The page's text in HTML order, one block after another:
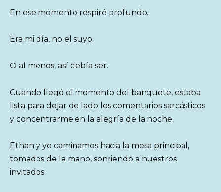
En ese momento respiré profundo.
Era mi día, no el suyo.
O al menos, así debía ser.
Cuando llegó el momento del banquete, estaba
lista para dejar de lado los comentarios sarcásticos
y concentrarme en la alegría de la noche.
Ethan y yo caminamos hacia la mesa principal,
tomados de la mano, sonriendo a nuestros
invitados.